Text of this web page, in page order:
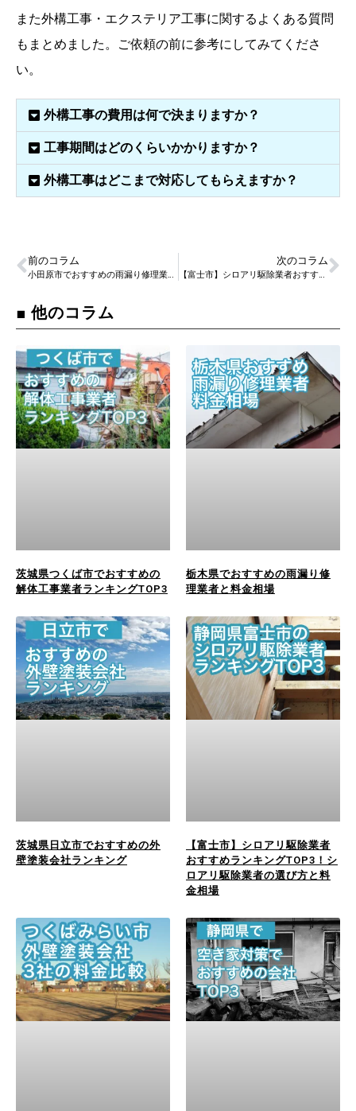
また外構工事・エクステリア工事に関するよくある質問
もまとめました。ご依頼の前に参考にしてみてくださ
い。
外構工事の費用は何で決まりますか？
工事期間はどのくらいかかりますか？
外構工事はどこまで対応してもらえますか？
前のコラム 次のコラム
【富士市】シロアリ駆除業者おすすめランキングTOP3！シロアリ駆除業者の選び方と料金相場
■ 他のコラム
茨城県つくば市でおすすめの
解体工事業者ランキングTOP3
栃木県でおすすめの雨漏り修
理業者と料金相場
茨城県日立市でおすすめの外
壁塗装会社ランキング
【富士市】シロアリ駆除業者
おすすめランキングTOP3！シ
ロアリ駆除業者の選び方と料
金相場